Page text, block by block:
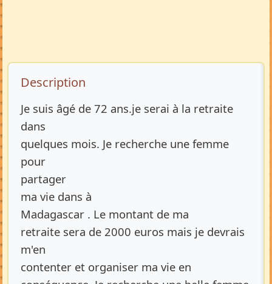
Description de l’annonce
Description
Je suis âgé de 72 ans.je serai à la retraite
dans
quelques mois. Je recherche une femme
pour
partager
ma vie dans à
Madagascar . Le montant de ma
retraite sera de 2000 euros mais je devrais
m'en
contenter et organiser ma vie en